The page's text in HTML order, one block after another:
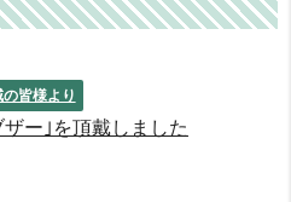
皆様より
ザー｣を頂戴しました